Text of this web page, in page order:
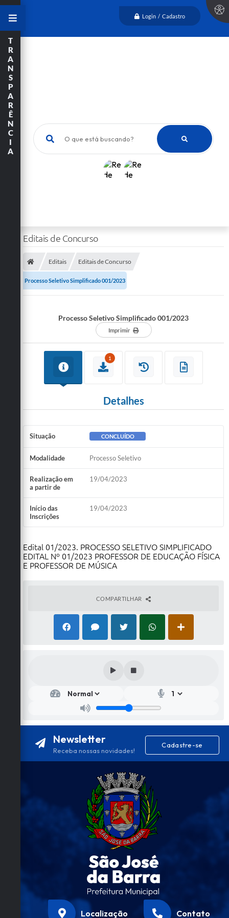
Login / Cadastro
O que está buscando?
T
R
A
N
S
P
A
R
Ê
N
C
I
A
Editais de Concurso
Editais Editais de Concurso
Processo Seletivo Simplificado 001/2023
Processo Seletivo Simplificado 001/2023
Imprimir
1
Detalhes
Situação CONCLUÍDO
Modalidade Processo Seletivo
Realização em
a partir de
19/04/2023
Início das
Inscrições
19/04/2023
Edital 01/2023. PROCESSO SELETIVO SIMPLIFICADO
EDITAL Nº 01/2023 PROFESSOR DE EDUCAÇÃO FÍSICA
E PROFESSOR DE MÚSICA
COMPARTILHAR
Newsletter
Receba nossas novidades!
Cadastre-se
Localização Contato